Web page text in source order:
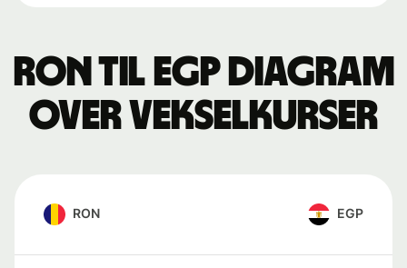
RON til EGP Diagram
over vekselkurser
RON EGP